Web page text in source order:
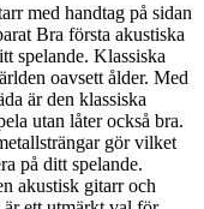
med handtag på sidan
Bra första akustiska
spelande. Klassiska
oavsett ålder. Med
är den klassiska
utan låter också bra.
gör vilket
på ditt spelande.
akustisk gitarr och